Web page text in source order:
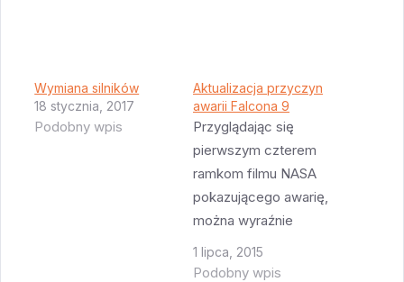
Wymiana silników
18 stycznia, 2017
Podobny wpis
Aktualizacja przyczyn
awarii Falcona 9
Przyglądając się
pierwszym czterem
ramkom filmu NASA
pokazującego awarię,
można wyraźnie
zauważyć że wyciek
ciekłego tlenu
1 lipca, 2015
Podobny wpis